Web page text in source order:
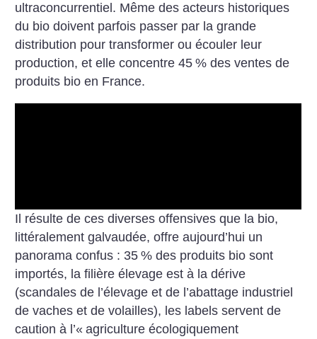
ultraconcurrentiel. Même des acteurs historiques
du bio doivent parfois passer par la grande
distribution pour transformer ou écouler leur
production, et elle concentre 45 % des ventes de
produits bio en France.
Il résulte de ces diverses offensives que la bio,
littéralement galvaudée, offre aujourd’hui un
panorama confus : 35 % des produits bio sont
importés, la filière élevage est à la dérive
(scandales de l’élevage et de l’abattage industriel
de vaches et de volailles), les labels servent de
caution à l’« agriculture écologiquement